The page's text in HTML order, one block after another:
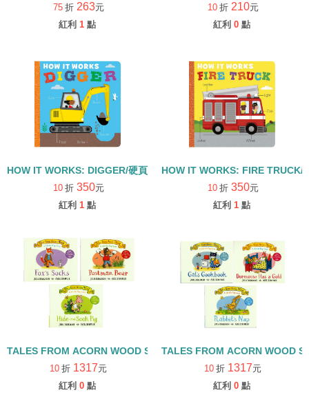
75 折 263元
紅利 1 點
10 折 210元
紅利 0 點
HOW IT WORKS: DIGGER/硬頁書
10 折 350元
紅利 1 點
HOW IT WORKS: FIRE TRUCK/
10 折 350元
紅利 1 點
TALES FROM ACORN WOOD STORY COLLECTION 觀察探索組/
10 折 1317元
紅利 0 點
TALES FROM ACORN WOOD
10 折 1317元
紅利 0 點